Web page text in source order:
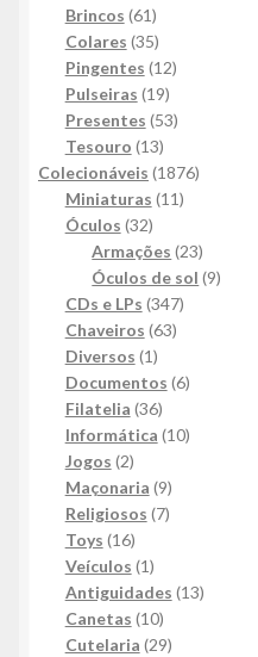
produtos
Brincos 6161
produtos
Colares 3535
produtos
Pingentes 1212
Pulseiras 1919
produtos
Presentes 5353
Tesouro 1313
produtos
Colecionáveis 18761876
Miniaturas 1111
Óculos 3232
produtos
Armações 2323
produtos
Óculos de sol 99
CDs e LPs 347347
Chaveiros 6363
Diversos 11
produto
Documentos 66
Filatelia 3636
produtos
Informática 1010
Jogos 22
produtos
Maçonaria 99
produtos
Religiosos 77
Toys 1616
produtos
Veículos 11
produto
Antiguidades 1313
Canetas 1010
produtos
Cutelaria 2929